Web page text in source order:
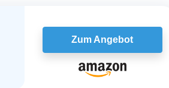
Zum Angebot